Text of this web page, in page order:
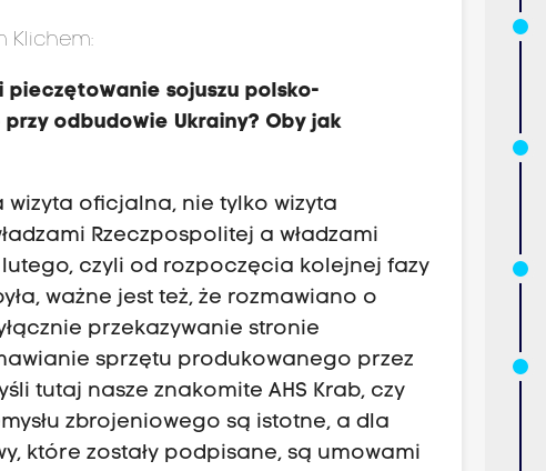
Klichem:
pieczętowanie sojuszu polsko-
odbudowie Ukrainy? O by jak
wizyta oficjalna, nie tylko wizyta
Rzeczpospolitej a władzami
czyli od rozpoczęcia kolejnej fazy
ważne jest też, że rozmawiano o
przekazywanie stronie
sprzętu produkowanego przez
tutaj nasze znakomite AHS Krab, czy
zbrojeniowego są istotne, a dla
które zostały podpisane, są umowami